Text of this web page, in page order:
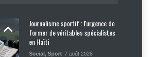
Journalisme sportif : l'urgence de
former de véritables spécialistes
en Haïti
Social, Sport 7 août 2026